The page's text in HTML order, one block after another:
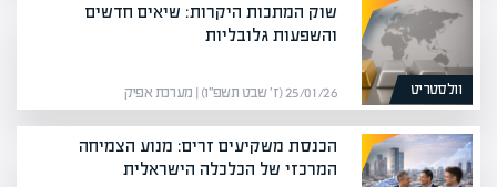
וולסטריט
שוק המתכות היקרות: שיאים חדשים
והשפעות גלובליות
25/01/26 (ז׳ שבט תשפ״ו) | מערכת אפיק
הכנסת משקיעים זרים: מנוע הצמיחה
המרכזי של הכלכלה הישראלית